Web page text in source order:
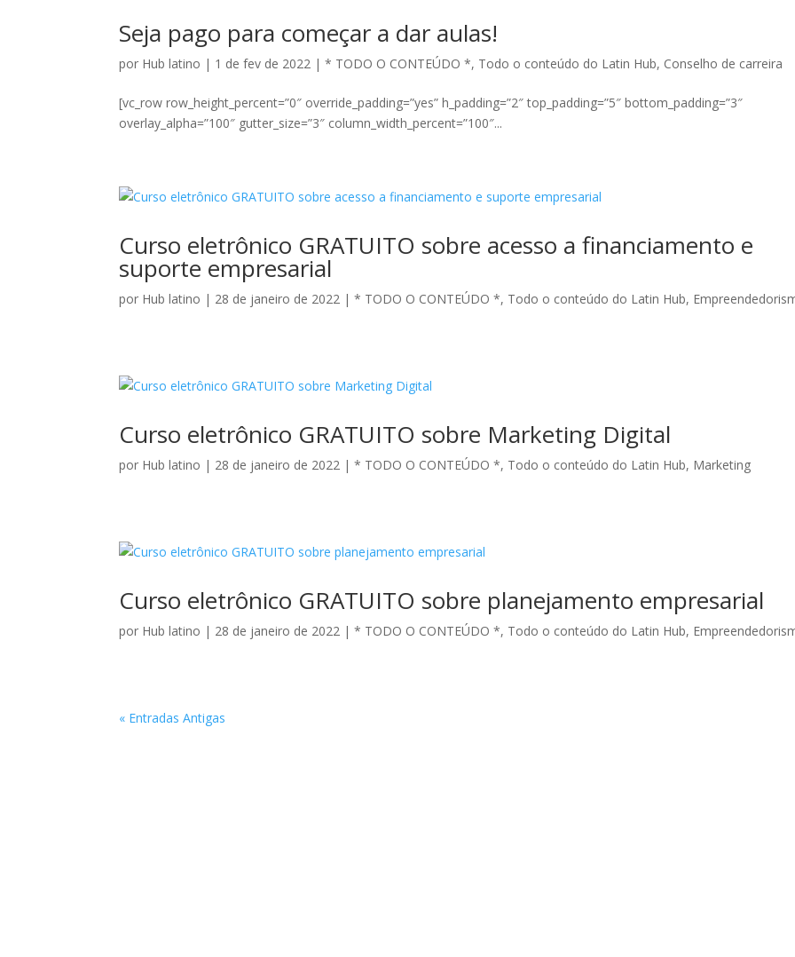
Seja pago para começar a dar aulas!
por Hub latino | 1 de fev de 2022 |* TODO O CONTEÚDO *, Todo o conteúdo do Latin Hub, Conselho de carreira
[vc_row row_height_percent=”0″ override_padding=”yes” h_padding=”2″ top_padding=”5″ bottom_padding=”3″
overlay_alpha=”100″ gutter_size=”3″ column_width_percent=”100″...
Curso eletrônico GRATUITO sobre acesso a financiamento e
suporte empresarial
por Hub latino | 28 de janeiro de 2022 |* TODO O CONTEÚDO *, Todo o conteúdo do Latin Hub,
Curso eletrônico GRATUITO sobre Marketing Digital
por Hub latino | 28 de janeiro de 2022 |* TODO O CONTEÚDO *, Todo o conteúdo do Latin Hub, Marketing
Curso eletrônico GRATUITO sobre planejamento empresarial
por Hub latino | 28 de janeiro de 2022 |* TODO O CONTEÚDO *, Todo o conteúdo do Latin Hub,
« Entradas Antigas